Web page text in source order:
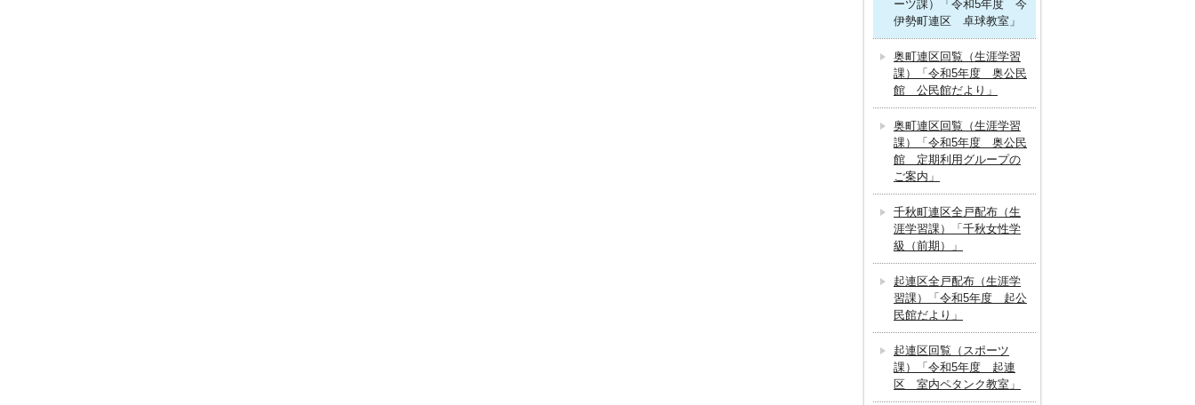
ーツ課）「令和5年度 今
伊勢町連区 卓球教室」
奥町連区回覧（生涯学習
課）「令和5年度 奥公民
館 公民館だより」
奥町連区回覧（生涯学習
課）「令和5年度 奥公民
館 定期利用グループの
ご案内」
千秋町連区全戸配布（生
涯学習課）「千秋女性学
級（前期）」
起連区全戸配布（生涯学
習課）「令和5年度 起公
民館だより」
起連区回覧（スポーツ
課）「令和5年度 起連
区 室内ペタンク教室」